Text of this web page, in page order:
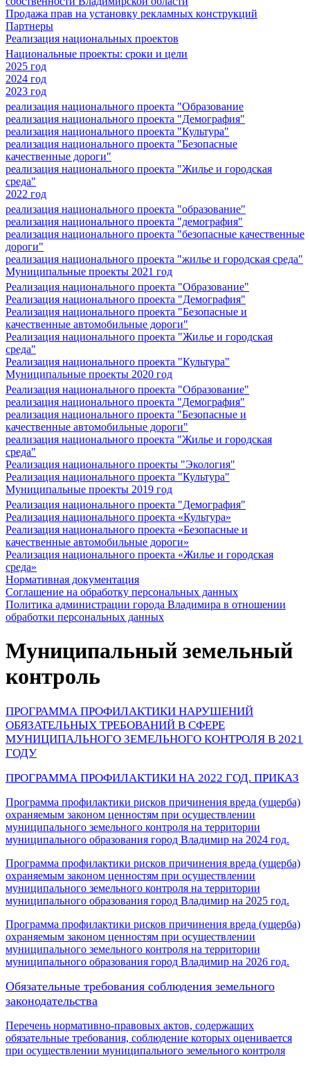
Продажа прав на установку рекламных конструкций
Партнеры
Реализация национальных проектов
Национальные проекты: сроки и цели
2025 год
2024 год
2023 год
реализация национального проекта "Образование
реализация национального проекта "Демография"
реализация национального проекта "Культура"
реализация национального проекта "Безопасные
качественные дороги"
реализация национального проекта "Жилье и городская
среда"
2022 год
реализация национального проекта "образование"
реализация национального проекта "демография"
реализация национального проекта "безопасные качественные
дороги"
реализация национального проекта "жилье и городская среда"
Муниципальные проекты 2021 год
Реализация национального проекта "Образование"
Реализация национального проекта "Демография"
Реализация национального проекта "Безопасные и
качественные автомобильные дороги"
Реализация национального проекта "Жилье и городская
среда"
Реализация национального проекта "Культура"
Муниципальные проекты 2020 год
Реализация национального проекта "Образование"
реализация национального проекта "Демография"
реализация национального проекта "Безопасные и
качественные автомобильные дороги"
реализация национального проекта "Жилье и городская
среда"
Реализация национального проекты "Экология"
Реализация национального проекта "Культура"
Муниципальные проекты 2019 год
Реализация национального проекта "Демография"
Реализация национального проекта «Культура»
Реализация национального проекта «Безопасные и
качественные автомобильные дороги»
Реализация национального проекта «Жилье и городская
среда»
Нормативная документация
Соглашение на обработку персональных данных
Политика администрации города Владимира в отношении
обработки персональных данных
Муниципальный земельный
контроль
ПРОГРАММА ПРОФИЛАКТИКИ НАРУШЕНИЙ
ОБЯЗАТЕЛЬНЫХ ТРЕБОВАНИЙ В СФЕРЕ
МУНИЦИПАЛЬНОГО ЗЕМЕЛЬНОГО КОНТРОЛЯ В 2021
ГОДУ
ПРОГРАММА ПРОФИЛАКТИКИ НА 2022 ГОД. ПРИКАЗ
Программа профилактики рисков причинения вреда (ущерба)
охраняемым законом ценностям при осуществлении
муниципального земельного контроля на территории
муниципального образования город Владимир на 2024 год.
Программа профилактики рисков причинения вреда (ущерба)
охраняемым законом ценностям при осуществлении
муниципального земельного контроля на территории
муниципального образования город Владимир на 2025 год.
Программа профилактики рисков причинения вреда (ущерба)
охраняемым законом ценностям при осуществлении
муниципального земельного контроля на территории
муниципального образования город Владимир на 2026 год.
Обязательные требования соблюдения земельного
законодательства
Перечень нормативно-правовых актов, содержащих
обязательные требования, соблюдение которых оценивается
при осуществлении муниципального земельного контроля